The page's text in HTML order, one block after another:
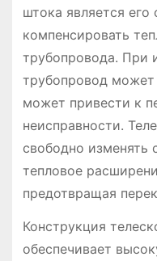
штока является его
компенсировать
трубопровода. При
трубопровод может
может привести к
неисправности.
свободно изменять
тепловое
предотвращая
Конструкция
обеспечивает